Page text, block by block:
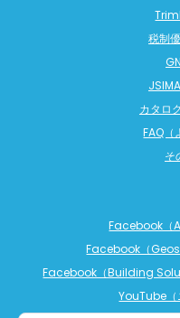
税制
カタロ
FAQ（
そ
Facebook（
Facebook（
Facebook（Building
YouTube（